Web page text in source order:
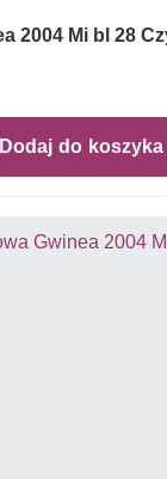
2004 Mi bl 28
Dodaj do koszyka